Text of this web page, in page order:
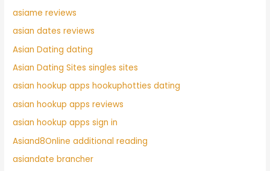
asiame reviews
asian dates reviews
Asian Dating dating
Asian Dating Sites singles sites
asian hookup apps hookuphotties dating
asian hookup apps reviews
asian hookup apps sign in
Asiand8Online additional reading
asiandate brancher